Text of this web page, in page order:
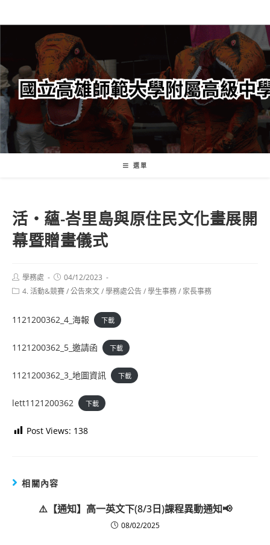
轉
要
內
容
選單
活‧蘊-峇里島與原住民文化畫展開
幕暨贈畫儀式
Post
author:
學務處
Post
published:
04/12/2023
Post4. 活動&競賽/公告來文/學務處公告/學生事務/ 家長事務
1121200362_4_海報 下載
1121200362_5_邀請函 下載
1121200362_3_地圖資訊 下載
lett1121200362 下載
Post Views: 138
相關內容
⚠️【通知】高一英文下(8/3日)課程異動通知📢
08/02/2025